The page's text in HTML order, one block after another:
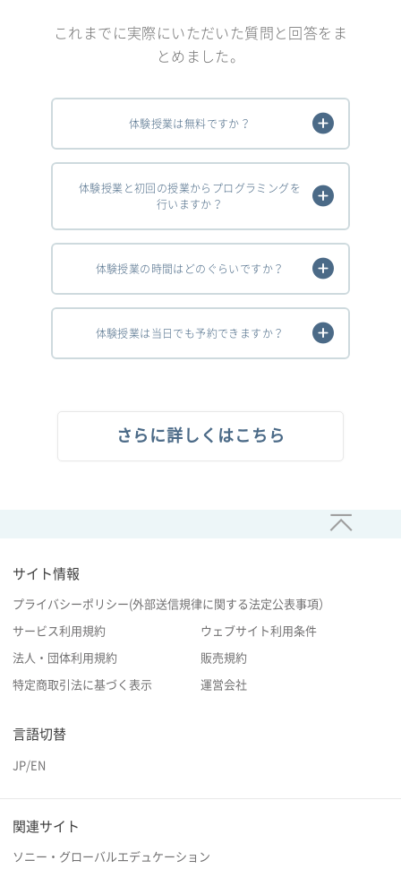
これまでに実際にいただいた質問と回答をま
とめました。
体験授業は無料ですか？
体験授業と初回の授業からプログラミングを
行いますか？
体験授業の時間はどのぐらいですか？
体験授業は当日でも予約できますか？
さらに詳しくはこちら
サイト情報
プライバシーポリシー(外部送信規律に関する法定公表事項）
サービス利用規約 ウェブサイト利用条件
法人・団体利用規約 販売規約
特定商取引法に基づく表示 運営会社
言語切替
JP/EN
関連サイト
ソニー・グローバルエデュケーション